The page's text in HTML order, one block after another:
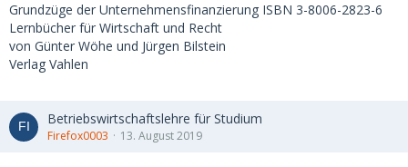
Grundzüge der Unternehmensfinanzierung ISBN 3-8006-2823-6
Lernbücher für Wirtschaft und Recht
von Günter Wöhe und Jürgen Bilstein
Verlag Vahlen
Betriebswirtschaftslehre für Studium
Firefox0003 13. August 2019